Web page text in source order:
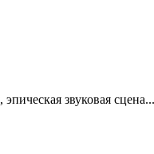
звуковая